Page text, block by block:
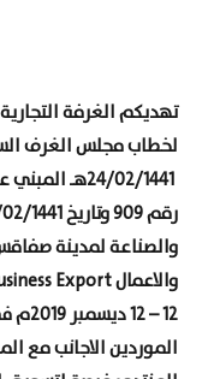
تهديكم الغرفة
لخطاب مجلس الغرف
24/02/
والصناعة لمدينة
والاعمالExport
12 –
الموردين الاجانب مع